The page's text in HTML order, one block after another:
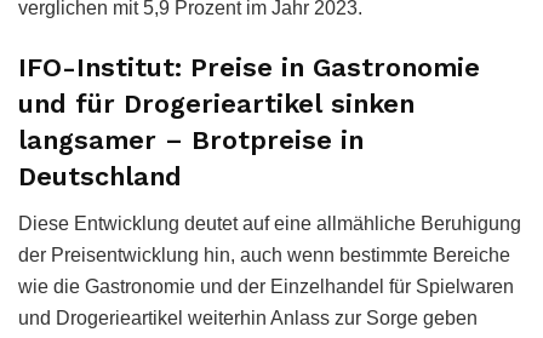
verglichen mit 5,9 Prozent im Jahr 2023.
IFO-Institut: Preise in Gastronomie
und für Drogerieartikel sinken
langsamer – Brotpreise in
Deutschland
Diese Entwicklung deutet auf eine allmähliche Beruhigung
der Preisentwicklung hin, auch wenn bestimmte Bereiche
wie die Gastronomie und der Einzelhandel für Spielwaren
und Drogerieartikel weiterhin Anlass zur Sorge geben